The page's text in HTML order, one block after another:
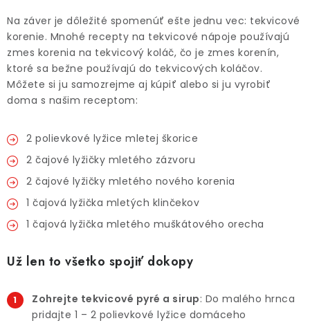
Na záver je dôležité spomenúť ešte jednu vec: tekvicové
korenie. Mnohé recepty na tekvicové nápoje používajú
zmes korenia na tekvicový koláč, čo je zmes korenín,
ktoré sa bežne používajú do tekvicových koláčov.
Môžete si ju samozrejme aj kúpiť alebo si ju vyrobiť
doma s našim receptom:
2 polievkové lyžice mletej škorice
2 čajové lyžičky mletého zázvoru
2 čajové lyžičky mletého nového korenia
1 čajová lyžička mletých klinčekov
1 čajová lyžička mletého muškátového orecha
Už len to všetko spojiť dokopy
Zohrejte tekvicové pyré a sirup: Do malého hrnca
pridajte 1 – 2 polievkové lyžice domáceho